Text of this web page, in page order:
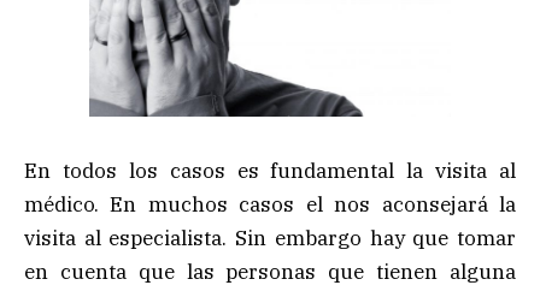
En todos los casos es fundamental la visita al
médico. En muchos casos el nos aconsejará la
visita al especialista. Sin embargo hay que tomar
en cuenta que las personas que tienen alguna